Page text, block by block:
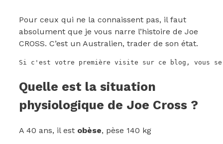
Pour ceux qui ne la connaissent pas, il faut
absolument que je vous narre l’histoire de Joe
CROSS. C’est un Australien, trader de son état.
Si c'est votre première visite sur ce blog, vous
Quelle est la situation
physiologique de Joe Cross ?
A 40 ans, il est obèse, pèse 140 kg